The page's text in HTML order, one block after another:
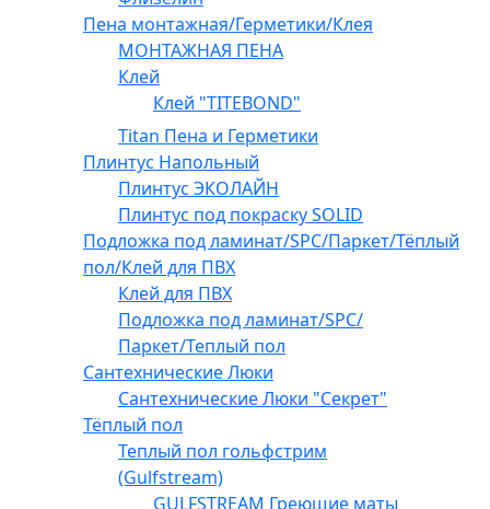
Пена монтажная/Герметики/Клея
МОНТАЖНАЯ ПЕНА
Клей
Клей "TITEBOND"
Titan Пена и Герметики
Плинтус Напольный
Плинтус ЭКОЛАЙН
Плинтус под покраску SOLID
Подложка под ламинат/SPC/Паркет/Тёплый
пол/Клей для ПВХ
Клей для ПВХ
Подложка под ламинат/SPC/
Паркет/Теплый пол
Сантехнические Люки
Сантехнические Люки "Секрет"
Тёплый пол
Теплый пол гольфстрим
(Gulfstream)
GULFSTREAM Греющие маты